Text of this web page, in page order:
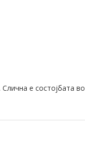
е состојбата во